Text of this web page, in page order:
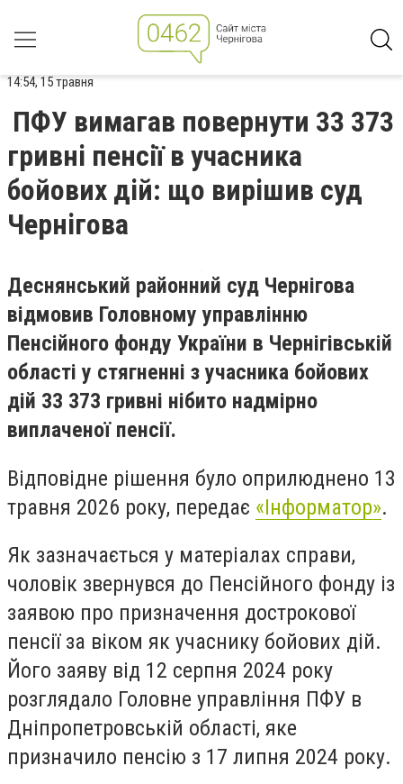
14:54, 15 травня
ПФУ вимагав повернути 33 373
гривні пенсії в учасника
бойових дій: що вирішив суд
Чернігова
Деснянський районний суд Чернігова
відмовив Головному управлінню
Пенсійного фонду України в Чернігівській
області у стягненні з учасника бойових
дій 33 373 гривні нібито надмірно
виплаченої пенсії.
Відповідне рішення було оприлюднено 13
травня 2026 року, передає «Інформатор».
Як зазначається у матеріалах справи,
чоловік звернувся до Пенсійного фонду із
заявою про призначення дострокової
пенсії за віком як учаснику бойових дій.
Його заяву від 12 серпня 2024 року
розглядало Головне управління ПФУ в
Дніпропетровській області, яке
призначило пенсію з 17 липня 2024 року.